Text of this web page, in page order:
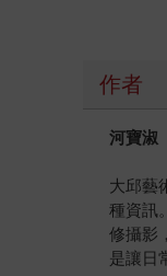
作者
河寶淑
大邱藝
種資訊
修攝影
是讓日